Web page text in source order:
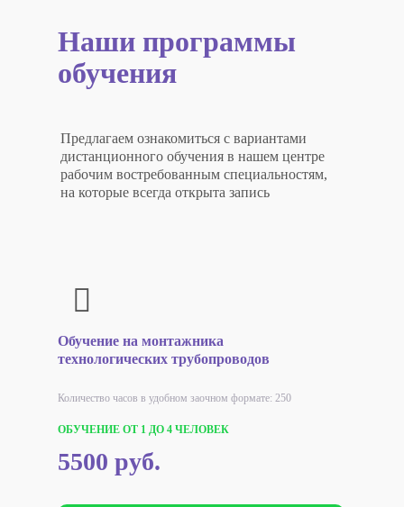
Наши программы
обучения
Предлагаем ознакомиться с вариантами
дистанционного обучения в нашем центре
рабочим востребованным специальностям,
на которые всегда открыта запись
Обучение на монтажника
технологических трубопроводов
Количество часов в удобном заочном формате: 250
ОБУЧЕНИЕ ОТ 1 ДО 4 ЧЕЛОВЕК
5500 руб.